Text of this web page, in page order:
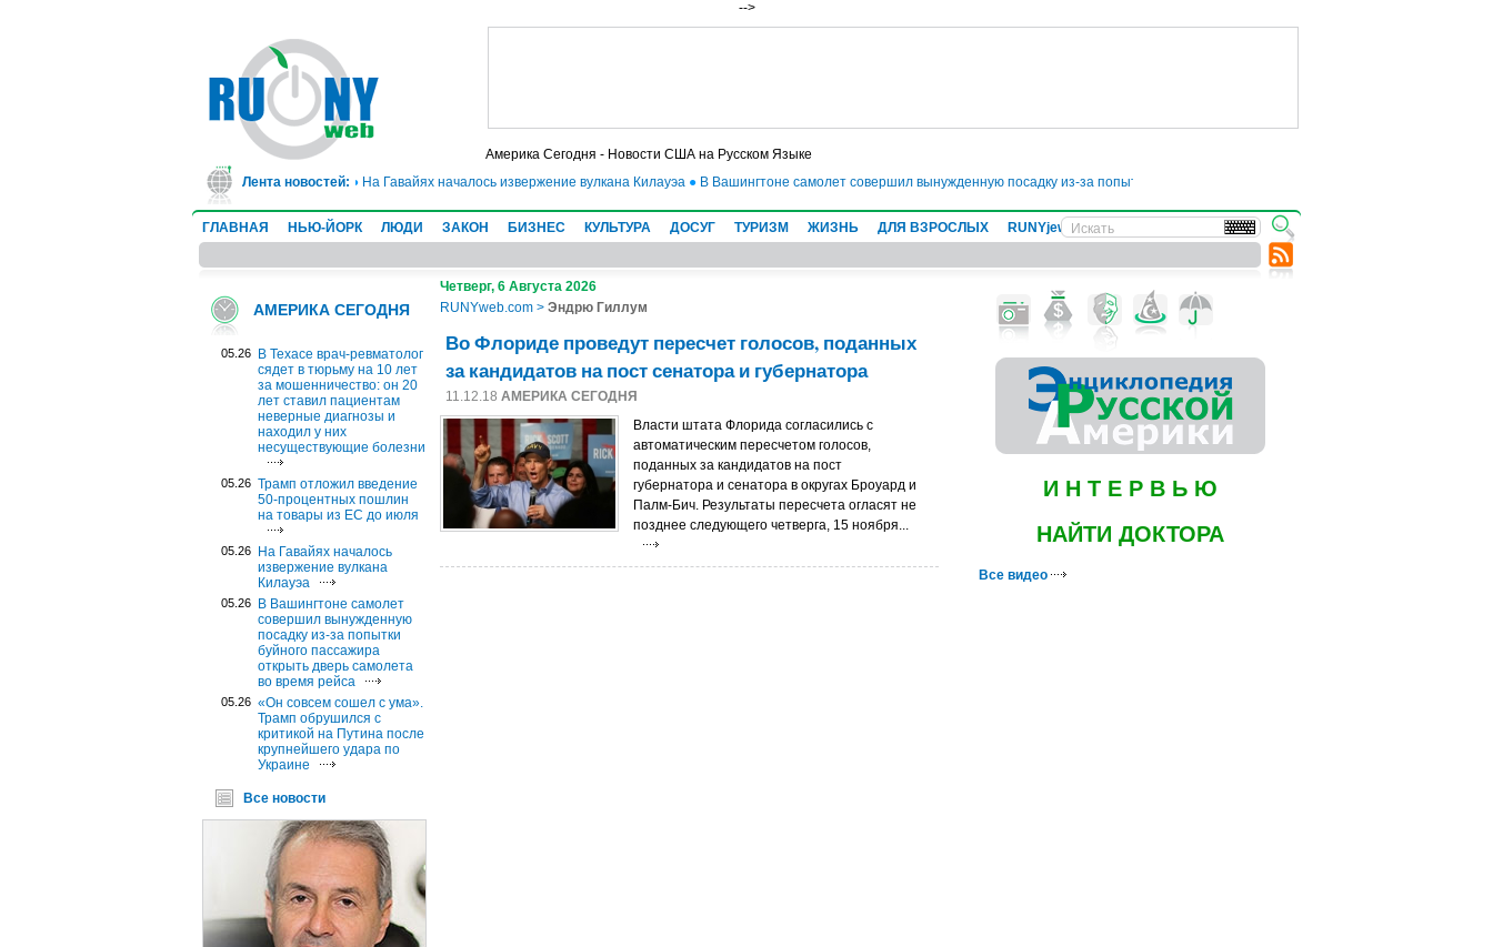
-->
Америка Сегодня - Новости США на Русском Языке
Лента новостей:
50-процентных пошлин на товары из ЕС до июля● На Гавайях началось извержение вулкана Килауэа● В Вашингтоне самолет совершил вынужденную посадку из-за попытки буйного пассажира открыть дверь самолета во время
ГЛАВНАЯ НЬЮ-ЙОРК ЛЮДИ ЗАКОН БИЗНЕС КУЛЬТУРА ДОСУГ ТУРИЗМ ЖИЗНЬ ДЛЯ ВЗРОСЛЫХ RUNYjews ВЕСТИ ИЗ УКРАИНЫ
АМЕРИКА СЕГОДНЯ
05.26
В Техасе врач-ревматолог
сядет в тюрьму на 10 лет
за мошенничество: он 20
лет ставил пациентам
неверные диагнозы и
находил у них
несуществующие болезни
05.26 Трамп отложил введение
50-процентных пошлин
на товары из ЕС до июля
05.26
На Гавайях началось
извержение вулкана
Килауэа
05.26
В Вашингтоне самолет
совершил вынужденную
посадку из-за попытки
буйного пассажира
открыть дверь самолета
во время рейса
05.26 «Он совсем сошел с ума».
Трамп обрушился с
критикой на Путина после
крупнейшего удара по
Украине
Все новости
Четверг, 6 Августа 2026
RUNYweb.com > Эндрю Гиллум
Во Флориде проведут пересчет голосов, поданных
за кандидатов на пост сенатора и губернатора
11.12.18 АМЕРИКА СЕГОДНЯ
Власти штата Флорида согласились с
автоматическим пересчетом голосов,
поданных за кандидатов на пост
губернатора и сенатора в округах Броуард и
Палм-Бич. Результаты пересчета огласят не
позднее следующего четверга, 15 ноября...
И Н Т Е Р В Ь Ю
НАЙТИ ДОКТОРА
Все видео